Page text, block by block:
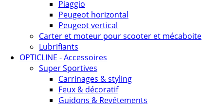
Piaggio
Peugeot horizontal
Peugeot vertical
Carter et moteur pour scooter et mécaboite
Lubrifiants
OPTICLINE - Accessoires
Super Sportives
Carrinages & styling
Feux & décoratif
Guidons & Revêtements